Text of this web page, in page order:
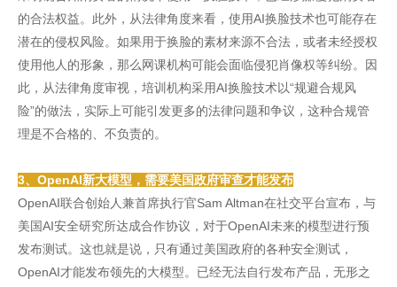
的合法权益。此外，从法律角度来看，使用AI换脸技术也可能存在
潜在的侵权风险。如果用于换脸的素材来源不合法，或者未经授权
使用他人的形象，那么网课机构可能会面临侵犯肖像权等纠纷。因
此，从法律角度审视，培训机构采用AI换脸技术以“规避合规风
险”的做法，实际上可能引发更多的法律问题和争议，这种合规管
理是不合格的、不负责的。
3、OpenAI新大模型，需要美国政府审查才能发布
OpenAI联合创始人兼首席执行官Sam Altman在社交平台宣布，与
美国AI安全研究所达成合作协议，对于OpenAI未来的模型进行预
发布测试。这也就是说，只有通过美国政府的各种安全测试，
OpenAI才能发布领先的大模型。已经无法自行发布产品，无形之